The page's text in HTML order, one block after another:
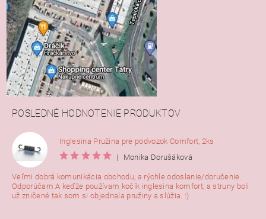
POSLEDNÉ HODNOTENIE PRODUKTOV
Inglesina Pružina pre podvozok Comfort, 2ks
|
Monika Dorušáková
Veľmi dobrá komunikácia obchodu, a rýchle odoslanie/doručenie.
Odporúčam A keďže používam kočík inglesina komfort, a struny boli
už zničené tak som si objednala pružiny a slúžia. :)